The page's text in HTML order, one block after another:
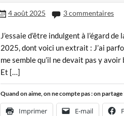
4 août 2025 3 commentaires
J’essaie d’être indulgent à l’égard
2025, dont voici un extrait : J’ai
me semble qu’il ne devait pas y
Et […]
Quand on aime, on ne compte pas : on partage
Imprimer E-mail